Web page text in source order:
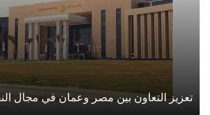
تعزيز التعاون بين مصر وعمان في مجال